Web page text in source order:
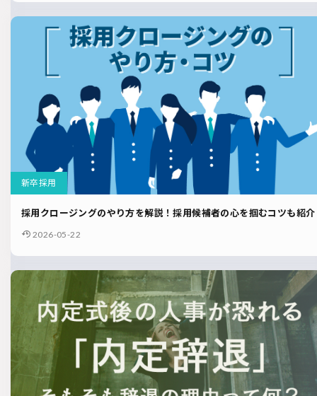
新卒採用
採用クロージングのやり方を解説！採用候補者の心を掴むコツも紹介
2026-05-22